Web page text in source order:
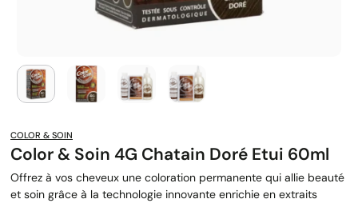
COLOR & SOIN
Color & Soin 4G Chatain Doré Etui 60ml
Offrez à vos cheveux une coloration permanente qui allie beauté
et soin grâce à la technologie innovante enrichie en extraits